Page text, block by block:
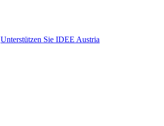
Unterstützen Sie IDEE Austria